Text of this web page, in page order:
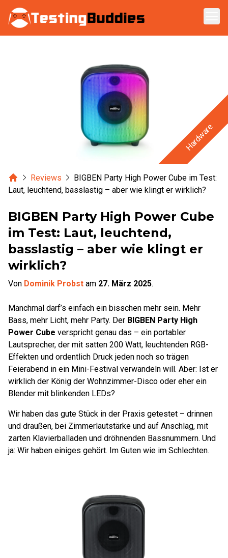
Zum Hauptinhalt springen
Hardware
HomeReviews
BIGBEN Party High Power Cube im Test:
Laut, leuchtend, basslastig – aber wie klingt er wirklich?
BIGBEN Party High Power Cube
im Test: Laut, leuchtend,
basslastig – aber wie klingt er
wirklich?
Von Dominik Probst am 27. März 2025.
Manchmal darf’s einfach ein bisschen mehr sein. Mehr
Bass, mehr Licht, mehr Party. Der BIGBEN Party High
Power Cube verspricht genau das – ein portabler
Lautsprecher, der mit satten 200 Watt, leuchtenden RGB-
Effekten und ordentlich Druck jeden noch so trägen
Feierabend in ein Mini-Festival verwandeln will. Aber: Ist er
wirklich der König der Wohnzimmer-Disco oder eher ein
Blender mit blinkenden LEDs?
Wir haben das gute Stück in der Praxis getestet – drinnen
und draußen, bei Zimmerlautstärke und auf Anschlag, mit
zarten Klavierballaden und dröhnenden Bassnummern. Und
ja: Wir haben einiges gehört. Im Guten wie im Schlechten.